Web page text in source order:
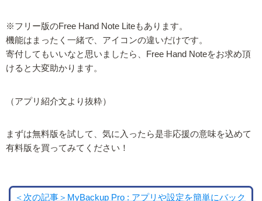
※フリー版のFree Hand Note Liteもあります。
機能はまったく一緒で、アイコンの違いだけです。
寄付してもいいなと思いましたら、Free Hand Noteをお求め頂
けると大変助かります。
（アプリ紹介文より抜粋）
まずは無料版を試して、気に入ったら是非応援の意味を込めて
有料版を買ってみてください！
＜次の記事＞MyBackup Pro : アプリや設定を簡単にバック